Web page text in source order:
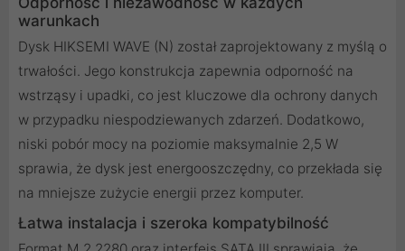
warunkach
Dysk HIKSEMI WAVE (N) został zaprojektowany z myślą o
trwałości. Jego konstrukcja zapewnia odporność na
wstrząsy i upadki, co jest kluczowe dla ochrony danych
w przypadku niespodziewanych zdarzeń. Dodatkowo,
niski pobór mocy na poziomie maksymalnie 2,5 W
sprawia, że dysk jest energooszczędny, co przekłada się
na mniejsze zużycie energii przez komputer.
Łatwa instalacja i szeroka kompatybilność